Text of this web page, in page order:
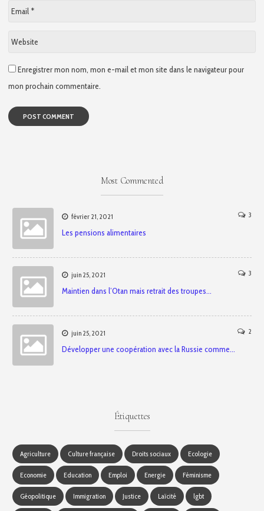
Email
Website
Enregistrer mon nom, mon e-mail et mon site dans le navigateur pour
mon prochain commentaire.
Most Commented
février 21, 2021 3
Les pensions alimentaires
juin 25, 2021 3
Maintien dans l’Otan mais retrait des troupes…
juin 25, 2021 2
Développer une coopération avec la Russie comme…
Étiquettes
Agriculture Culture française Droits sociaux Ecologie
Economie Education Emploi Energie Féminisme
Géopolitique Immigration Justice Laïcité lgbt